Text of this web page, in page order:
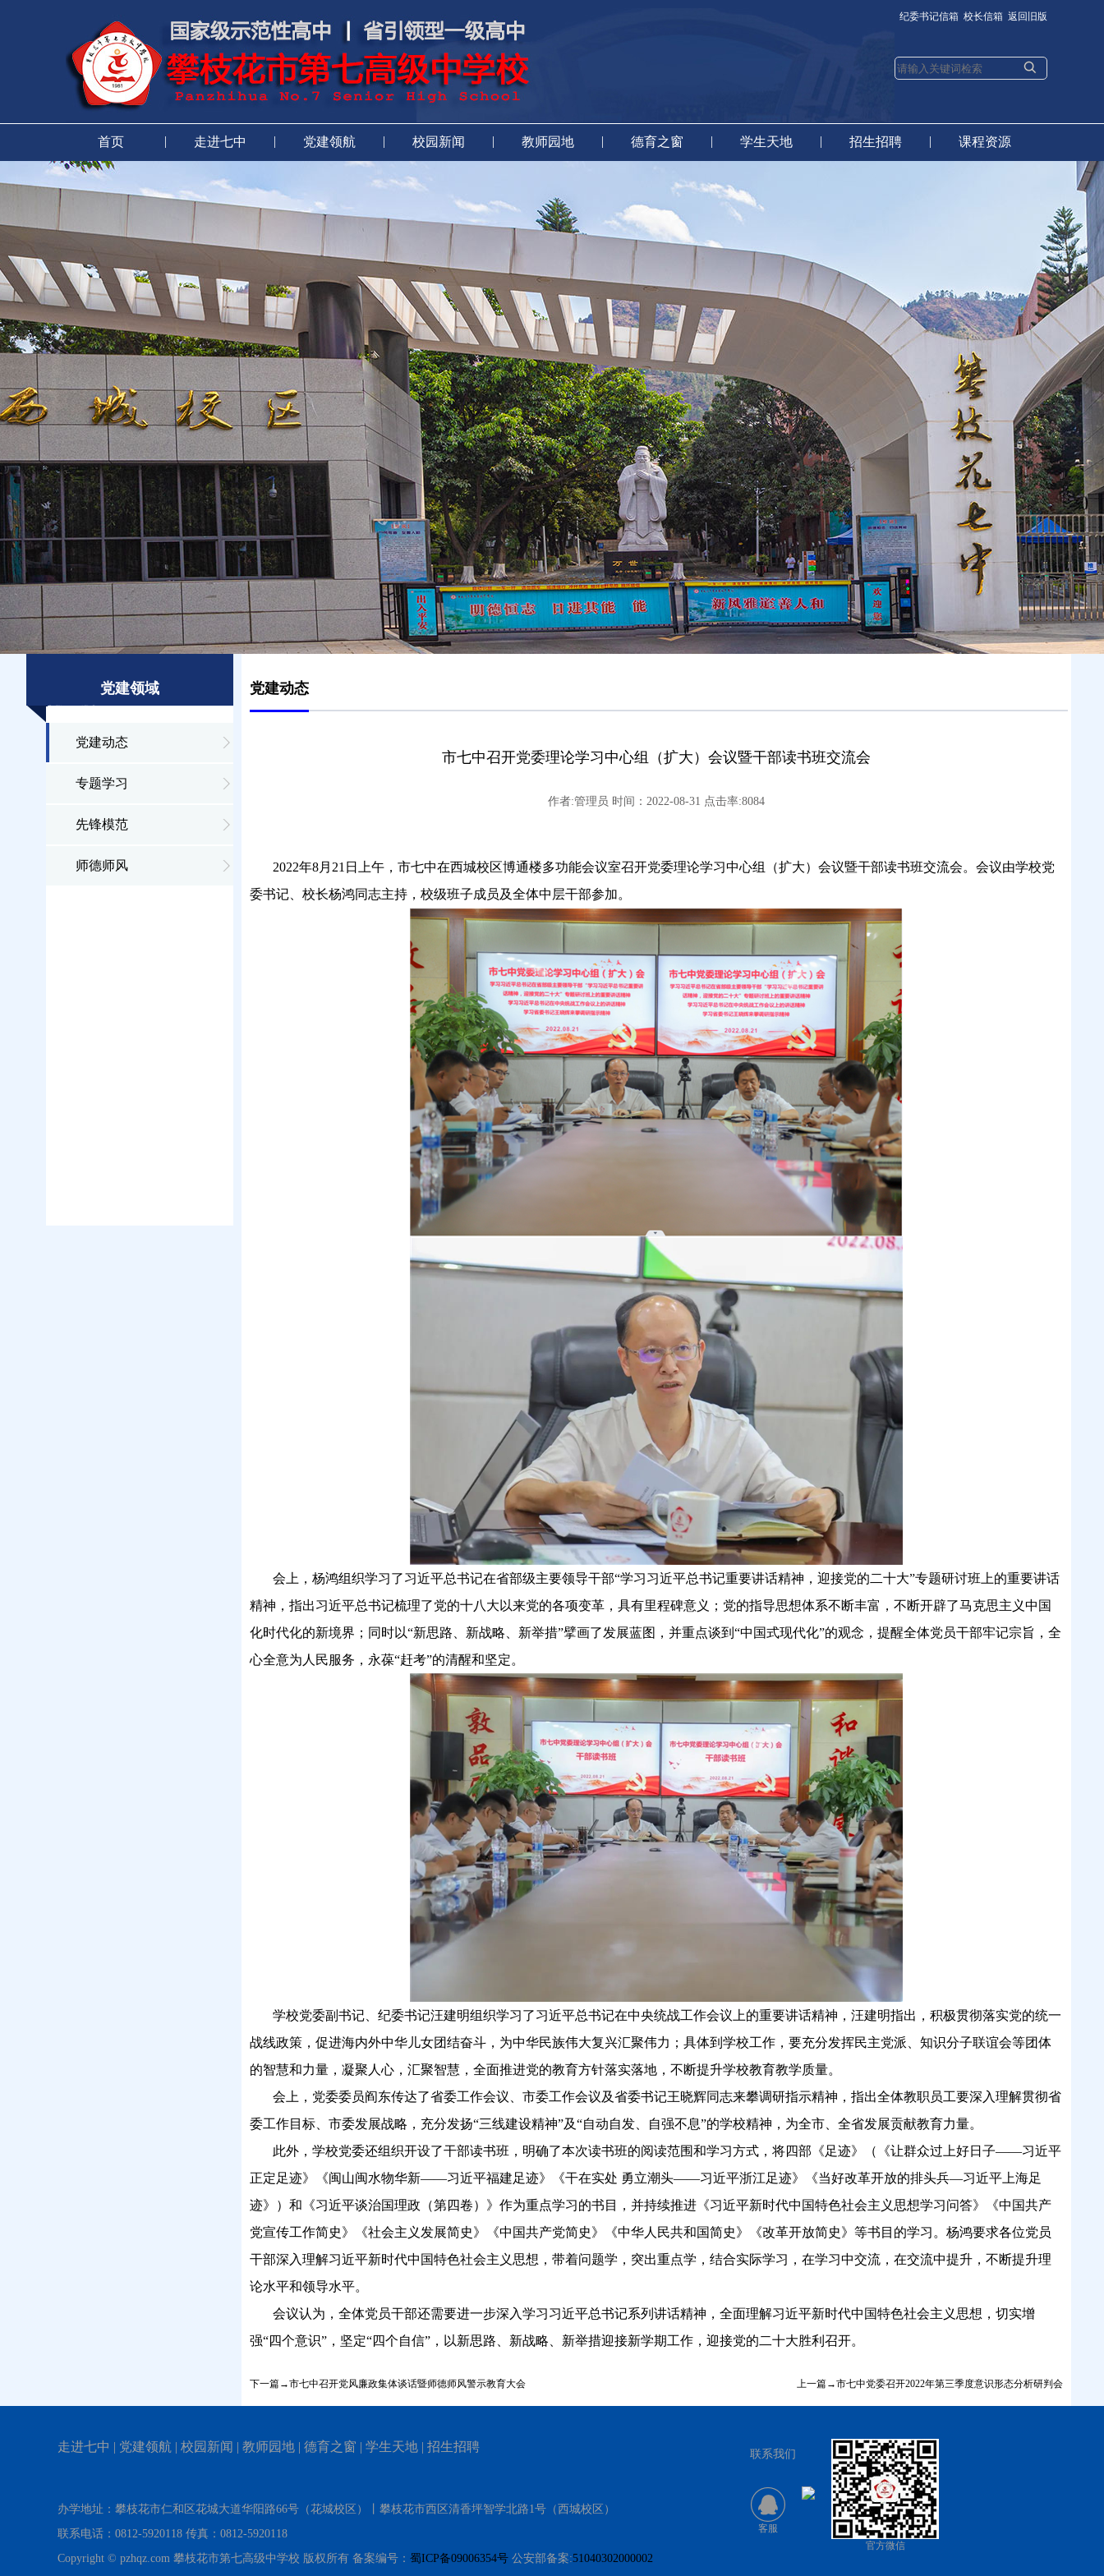
纪委书记信箱 校长信箱 返回旧版
首页 | 走进七中 | 党建领航 | 校园新闻 | 教师园地 | 德育之窗 | 学生天地 | 招生招聘 | 课程资源
党建领域
党建动态
专题学习
先锋模范
师德师风
党建动态
市七中召开党委理论学习中心组（扩大）会议暨干部读书班交流会
作者:管理员 时间：2022-08-31 点击率:8084
2022年8月21日上午，市七中在西城校区博通楼多功能会议室召开党委理论学习中心组（扩大）会议暨干部读书班交流会。会议由学校党
委书记、校长杨鸿同志主持，校级班子成员及全体中层干部参加。
会上，杨鸿组织学习了习近平总书记在省部级主要领导干部“学习习近平总书记重要讲话精神，迎接党的二十大”专题研讨班上的重要讲话
精神，指出习近平总书记梳理了党的十八大以来党的各项变革，具有里程碑意义；党的指导思想体系不断丰富，不断开辟了马克思主义中国
化时代化的新境界；同时以“新思路、新战略、新举措”擘画了发展蓝图，并重点谈到“中国式现代化”的观念，提醒全体党员干部牢记宗旨，全
心全意为人民服务，永葆“赶考”的清醒和坚定。
学校党委副书记、纪委书记汪建明组织学习了习近平总书记在中央统战工作会议上的重要讲话精神，汪建明指出，积极贯彻落实党的统一
战线政策，促进海内外中华儿女团结奋斗，为中华民族伟大复兴汇聚伟力；具体到学校工作，要充分发挥民主党派、知识分子联谊会等团体
的智慧和力量，凝聚人心，汇聚智慧，全面推进党的教育方针落实落地，不断提升学校教育教学质量。
会上，党委委员阎东传达了省委工作会议、市委工作会议及省委书记王晓辉同志来攀调研指示精神，指出全体教职员工要深入理解贯彻省
委工作目标、市委发展战略，充分发扬“三线建设精神”及“自动自发、自强不息”的学校精神，为全市、全省发展贡献教育力量。
此外，学校党委还组织开设了干部读书班，明确了本次读书班的阅读范围和学习方式，将四部《足迹》（《让群众过上好日子——习近平
正定足迹》《闽山闽水物华新——习近平福建足迹》《干在实处 勇立潮头——习近平浙江足迹》《当好改革开放的排头兵—习近平上海足
迹》）和《习近平谈治国理政（第四卷）》作为重点学习的书目，并持续推进《习近平新时代中国特色社会主义思想学习问答》《中国共产
党宣传工作简史》《社会主义发展简史》《中国共产党简史》《中华人民共和国简史》《改革开放简史》等书目的学习。杨鸿要求各位党员
干部深入理解习近平新时代中国特色社会主义思想，带着问题学，突出重点学，结合实际学习，在学习中交流，在交流中提升，不断提升理
论水平和领导水平。
会议认为，全体党员干部还需要进一步深入学习习近平总书记系列讲话精神，全面理解习近平新时代中国特色社会主义思想，切实增
强“四个意识”，坚定“四个自信”，以新思路、新战略、新举措迎接新学期工作，迎接党的二十大胜利召开。
下一篇→市七中召开党风廉政集体谈话暨师德师风警示教育大会 上一篇→市七中党委召开2022年第三季度意识形态分析研判会
走进七中 | 党建领航 | 校园新闻 | 教师园地| 德育之窗 | 学生天地| 招生招聘
办学地址：攀枝花市仁和区花城大道华阳路66号（花城校区）丨攀枝花市西区清香坪智学北路1号（西城校区）
联系电话：0812-5920118 传真：0812-5920118
Copyright © pzhqz.com 攀枝花市第七高级中学校 版权所有 备案编号： 蜀ICP备09006354号公安部备案:51040302000002
联系我们
客服
官方微信